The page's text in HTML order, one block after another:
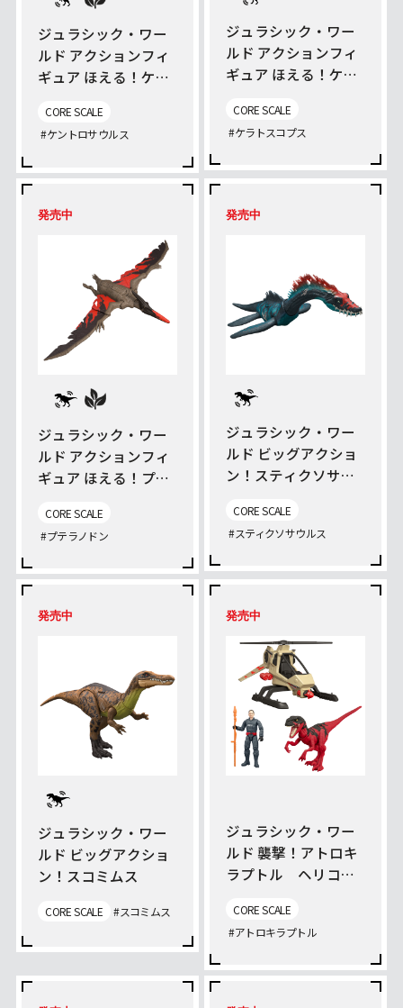
ジュラシック・ワー
ルド アクションフィ
ギュア ほえる！ケン
CORE SCALE
#ケントロサウルス
ジュラシック・ワー
ルド アクションフィ
ギュア ほえる！ケラ
CORE SCALE
#ケラトスコプス
発売中
ジュラシック・ワー
ルド アクションフィ
ギュア ほえる！プテ
CORE SCALE
#プテラノドン
発売中
ジュラシック・ワー
ルド ビッグアクショ
ン！スティクソサウ
CORE SCALE
#スティクソサウルス
発売中
ジュラシック・ワー
ルド ビッグアクショ
ン！スコミムス
CORE SCALE #スコミムス
発売中
ジュラシック・ワー
ルド 襲撃！アトロキ
ラプトル ヘリコプ
ット
CORE SCALE
#アトロキラプトル